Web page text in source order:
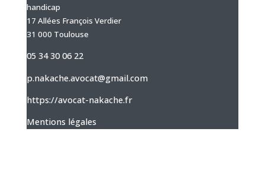
handicap
17 Allées François Verdier
31 000 Toulouse
05 34 30 06 22
p.nakache.avocat@gmail.com
https://avocat-nakache.fr
Mentions légales